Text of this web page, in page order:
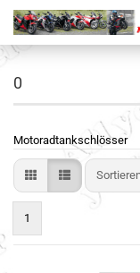
0
Motoradtankschlösser
1